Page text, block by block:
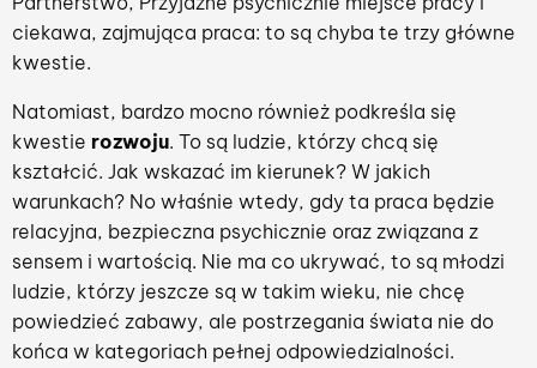
ciekawa, zajmująca praca: to są chyba te trzy główne
kwestie.
Natomiast, bardzo mocno również podkreśla się
kwestie rozwoju. To są ludzie, którzy chcą się
kształcić. Jak wskazać im kierunek? W jakich
warunkach? No właśnie wtedy, gdy ta praca będzie
relacyjna, bezpieczna psychicznie oraz związana z
sensem i wartością. Nie ma co ukrywać, to są młodzi
ludzie, którzy jeszcze są w takim wieku, nie chcę
powiedzieć zabawy, ale postrzegania świata nie do
końca w kategoriach pełnej odpowiedzialności.